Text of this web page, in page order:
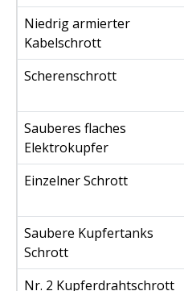
Niedrig armierter
Kabelschrott
Scherenschrott
Sauberes flaches
Elektrokupfer
Einzelner Schrott
Saubere Kupfertanks
Schrott
Nr. 2 Kupferdrahtschrott